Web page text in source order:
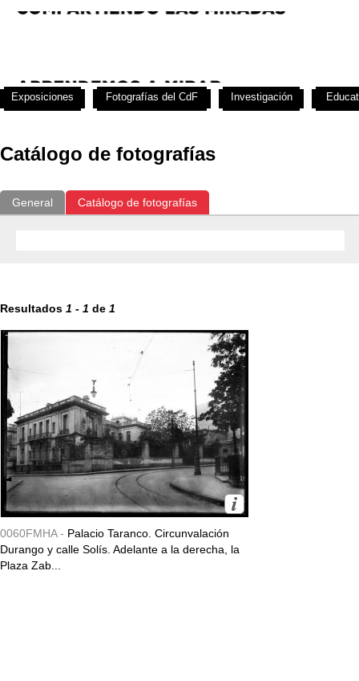
Catálogo de fotografías
General Catálogo de fotografías
Resultados 1 - 1 de 1
0060FMHA - Palacio Taranco. Circunvalación
Durango y calle Solís. Adelante a la derecha, la
Plaza Zab...
Exposiciones Fotografías del CdF Investigación